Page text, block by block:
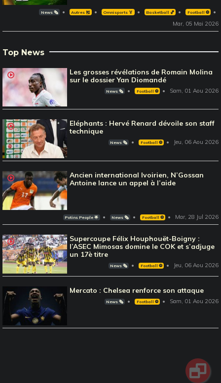
News 🗞️ Autres 🎽 Omnisports 🏅 Basketball 🏀 Football ⚽️
Mar, 05 Mai 2026
Top News
Les grosses révélations de Romain Molina
sur le dossier Yan Diomandé
News 🗞️ Football ⚽️ Sam, 01 Aou 2026
Eléphants : Hervé Renard dévoile son staff
technique
News 🗞️ Football ⚽️ Jeu, 06 Aou 2026
Ancien international Ivoirien, N’Gossan
Antoine lance un appel à l’aide
Potins People 🌟 News 🗞️ Football ⚽️ Mar, 28 Jul 2026
Supercoupe Félix Houphouët-Boigny :
l’ASEC Mimosas domine le COK et s’adjuge
un 17è titre
News 🗞️ Football ⚽️ Jeu, 06 Aou 2026
Mercato : Chelsea renforce son attaque
News 🗞️ Football ⚽️ Sam, 01 Aou 2026